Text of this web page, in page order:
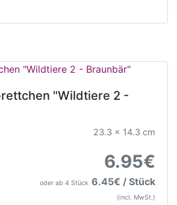
"Wildtiere 2 -
23.3 x 14.3 cm
6.95€
oder ab 4 Stück 6.45€ / Stück
(incl. MwSt.)